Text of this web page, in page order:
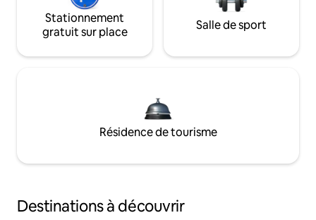
Stationnement
gratuit sur place
Salle de sport
Résidence de tourisme
Destinations à découvrir